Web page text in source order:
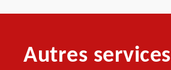
Autres services